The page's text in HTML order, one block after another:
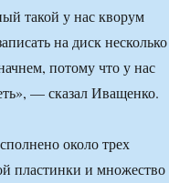
такой у нас кворум
на диск несколько
потому что у нас
— сказал Иващенко.
около трех
пластинки и множество